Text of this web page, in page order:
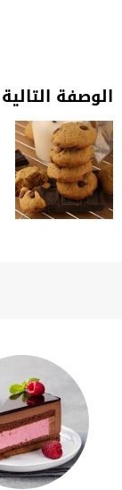
الوصفة التالية